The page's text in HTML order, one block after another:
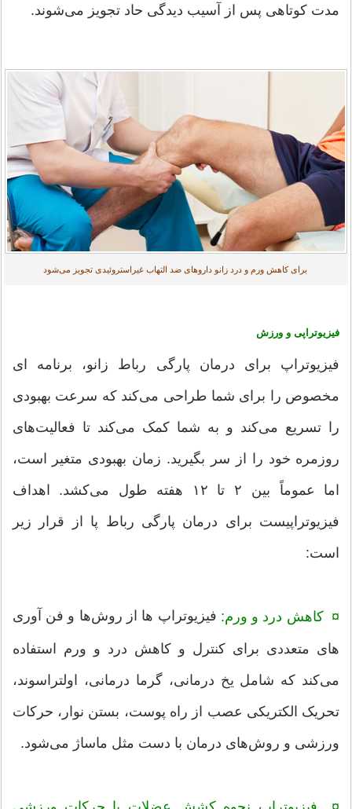
مدت کوتاهی پس از آسیب دیدگی حاد تجویز می‌شوند.
برای کاهش ورم و درد زانو داروهای ضد التهاب غیراستروئیدی تجویز می‌شود
فیزیوتراپی و ورزش
فیزیوتراپ برای درمان پارگی رباط زانو، برنامه ای
مخصوص را برای شما طراحی می‌کند که سرعت بهبودی
را تسریع می‌کند و به شما کمک می‌کند تا فعالیت‌های
روزمره خود را از سر بگیرید. زمان بهبودی متغیر است،
اما عموماً بین ۲ تا ۱۲ هفته طول می‌کشد. اهداف
فیزیوتراپیست برای درمان پارگی رباط‌ پا از قرار زیر
است:
¤ کاهش درد و ورم: فیزیوتراپ ها از روش‌ها و فن آوری
های متعددی برای کنترل و کاهش درد و ورم استفاده
می‌کند که شامل یخ درمانی، گرما درمانی، اولتراسوند،
تحریک الکتریکی عصب از راه پوست، بستن نوار، حرکات
ورزشی و روش‌های درمان با دست مثل ماساژ می‌شود.